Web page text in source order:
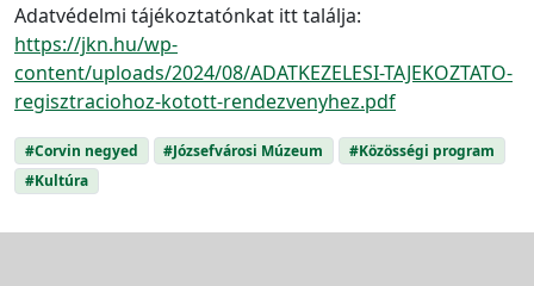
Adatvédelmi tájékoztatónkat itt találja:
https://jkn.hu/wp-
content/uploads/2024/08/ADATKEZELESI-TAJEKOZTATO-
regisztraciohoz-kotott-rendezvenyhez.pdf
#Corvin negyed #Józsefvárosi Múzeum
#Közösségi program
#Kultúra